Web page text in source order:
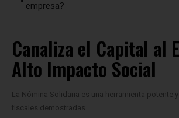
empresa?
Canaliza el Capital al
Alto Impacto Social
La Nómina Solidaria es una herramienta potente
fiscales demostradas.